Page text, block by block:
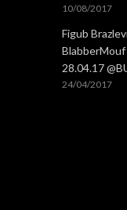
10/08/2017
Figub
BlabberMouf
28.04.17
24/04/2017